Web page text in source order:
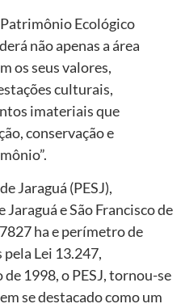
Ecológico
não apenas a área
os seus valores,
culturais,
imateriais que
conservação e
Jaraguá (PESJ),
e São Francisco de
ha e perímetro de
pela Lei 13.247,
1998, o PESJ, tornou-se
se destacado como um